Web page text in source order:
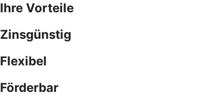
Ihre Vorteile
Zinsgünstig
Flexibel
Förderbar